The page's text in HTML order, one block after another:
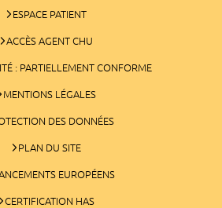
ESPACE PATIENT
ACCÈS AGENT CHU
: PARTIELLEMENT CONFORME
MENTIONS LÉGALES
DES DONNÉES
PLAN DU SITE
EUROPÉENS
CERTIFICATION HAS